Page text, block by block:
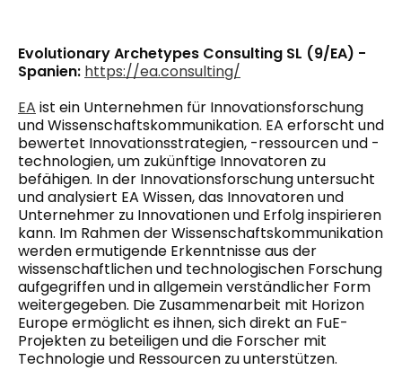
Evolutionary Archetypes Consulting SL (9/EA) -
Spanien: https://ea.consulting/
EA ist ein Unternehmen für Innovationsforschung
und Wissenschaftskommunikation. EA erforscht und
bewertet Innovationsstrategien, -ressourcen und -
technologien, um zukünftige Innovatoren zu
befähigen. In der Innovationsforschung untersucht
und analysiert EA Wissen, das Innovatoren und
Unternehmer zu Innovationen und Erfolg inspirieren
kann. Im Rahmen der Wissenschaftskommunikation
werden ermutigende Erkenntnisse aus der
wissenschaftlichen und technologischen Forschung
aufgegriffen und in allgemein verständlicher Form
weitergegeben. Die Zusammenarbeit mit Horizon
Europe ermöglicht es ihnen, sich direkt an FuE-
Projekten zu beteiligen und die Forscher mit
Technologie und Ressourcen zu unterstützen.